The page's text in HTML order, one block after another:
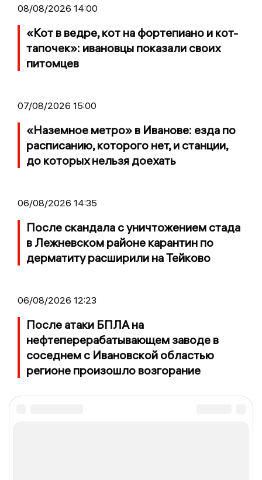
08/08/2026 14:00
«Кот в ведре, кот на фортепиано и кот-
тапочек»: ивановцы показали своих
питомцев
07/08/2026 15:00
«Наземное метро» в Иванове: езда по
расписанию, которого нет, и станции,
до которых нельзя доехать
06/08/2026 14:35
После скандала с уничтожением стада
в Лежневском районе карантин по
дерматиту расширили на Тейково
06/08/2026 12:23
После атаки БПЛА на
нефтеперерабатывающем заводе в
соседнем с Ивановской областью
регионе произошло возгорание